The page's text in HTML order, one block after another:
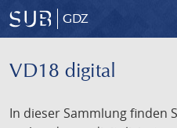
GDZ
VD18 digital
In dieser Sammlung finden